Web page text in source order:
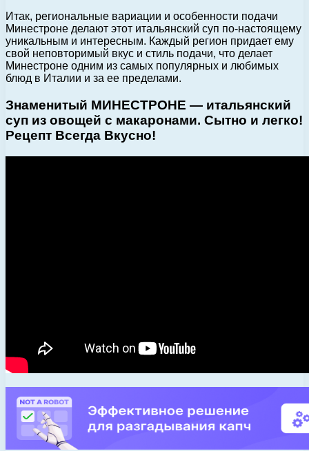
Итак, региональные вариации и особенности подачи
Минестроне делают этот итальянский суп по-настоящему
уникальным и интересным. Каждый регион придает ему
свой неповторимый вкус и стиль подачи, что делает
Минестроне одним из самых популярных и любимых
блюд в Италии и за ее пределами.
Знаменитый МИНЕСТРОНЕ — итальянский
суп из овощей с макаронами. Сытно и легко!
Рецепт Всегда Вкусно!